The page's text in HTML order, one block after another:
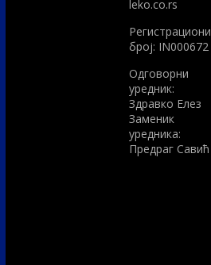
leko.co.rs
Регистрациони
број: IN000672
Одговорни
уредник:
Здравко Елез
Заменик
уредника:
Предраг Савић